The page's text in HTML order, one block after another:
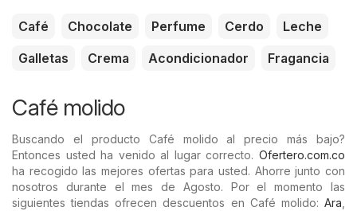
Café Chocolate Perfume Cerdo
Leche
Galletas
Crema Acondicionador Fragancia
Café molido
Buscando el producto Café molido al precio más bajo?
Entonces usted ha venido al lugar correcto. Ofertero.com.co
ha recogido las mejores ofertas para usted. Ahorre junto con
nosotros durante el mes de Agosto. Por el momento las
siguientes tiendas ofrecen descuentos en Café molido: Ara